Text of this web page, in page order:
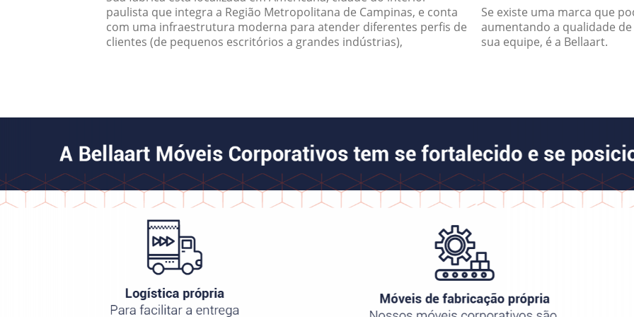
paulista que integra a Região Metropolitana de Campinas, e conta
com uma infraestrutura moderna para atender diferentes perfis de
clientes (de pequenos escritórios a grandes indústrias),
Se existe uma marca que
aumentando a qualidade
sua equipe, é a Bellaart.